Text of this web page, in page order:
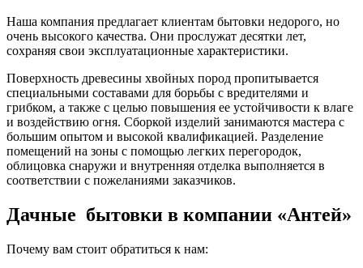
Наша компания предлагает клиентам бытовки недорого, но
очень высокого качества. Они прослужат десятки лет,
сохраняя свои эксплуатационные характеристики.
Поверхность древесины хвойных пород пропитывается
специальными составами для борьбы с вредителями и
грибком, а также с целью повышения ее устойчивости к влаге
и воздействию огня. Сборкой изделий занимаются мастера с
большим опытом и высокой квалификацией. Разделение
помещений на зоны с помощью легких перегородок,
облицовка снаружи и внутренняя отделка выполняется в
соответствии с пожеланиями заказчиков.
Дачные бытовки в компании «Антей»
Почему вам стоит обратиться к нам: